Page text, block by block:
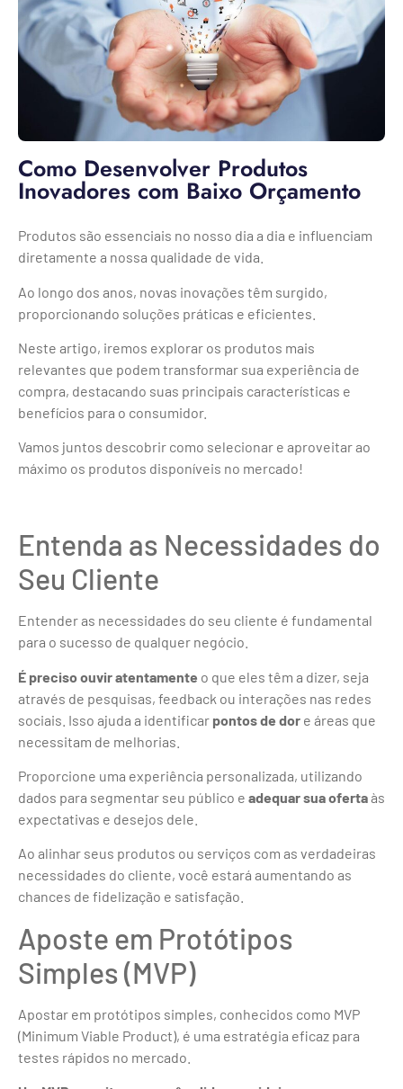
Como Desenvolver Produtos
Inovadores com Baixo Orçamento
Produtos são essenciais no nosso dia a dia e influenciam
diretamente a nossa qualidade de vida.
Ao longo dos anos, novas inovações têm surgido,
proporcionando soluções práticas e eficientes.
Neste artigo, iremos explorar os produtos mais
relevantes que podem transformar sua experiência de
compra, destacando suas principais características e
benefícios para o consumidor.
Vamos juntos descobrir como selecionar e aproveitar ao
máximo os produtos disponíveis no mercado!
Entenda as Necessidades do
Seu Cliente
Entender as necessidades do seu cliente é fundamental
para o sucesso de qualquer negócio.
É preciso ouvir atentamente o que eles têm a dizer, seja
através de pesquisas, feedback ou interações nas redes
sociais. Isso ajuda a identificar pontos de dor e áreas que
necessitam de melhorias.
Proporcione uma experiência personalizada, utilizando
dados para segmentar seu público e adequar sua ofertaàs
expectativas e desejos dele.
Ao alinhar seus produtos ou serviços com as verdadeiras
necessidades do cliente, você estará aumentando as
chances de fidelização e satisfação.
Aposte em Protótipos
Simples (MVP)
Apostar em protótipos simples, conhecidos como MVP
(Minimum Viable Product), é uma estratégia eficaz para
testes rápidos no mercado.